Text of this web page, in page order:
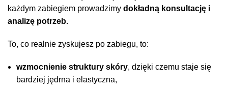
każdym zabiegiem prowadzimy dokładną konsultację i
analizę potrzeb.
To, co realnie zyskujesz po zabiegu, to:
wzmocnienie struktury skóry, dzięki czemu staje się
bardziej jędrna i elastyczna,